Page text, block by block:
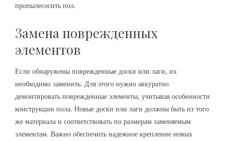
пропылесосить пол.
Замена поврежденных
элементов
Если обнаружены поврежденные доски или лаги‚ их
необходимо заменить. Для этого нужно аккуратно
демонтировать поврежденные элементы‚ учитывая особенности
конструкции пола. Новые доски или лаги должны быть из того
же материала и соответствовать по размерам заменяемым
элементам. Важно обеспечить надежное крепление новых